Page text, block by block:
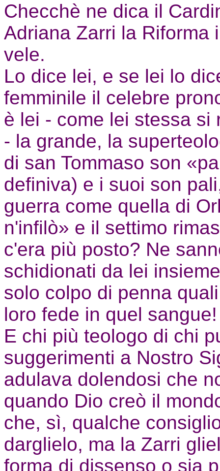
Checchè ne dica il
Adriana Zarri la Riforma
vele.
Lo dice lei, e se lei lo
femminile il celebre
è lei - come lei stessa si
- la grande, la
di san Tommaso son
definiva) e i suoi son
guerra come quella di
n'infilò» e il settimo
c'era più posto? Ne
schidionati da lei
solo colpo di penna
loro fede in quel sangue!
E chi più teologo di chi
suggerimenti a Nostro
adulava dolendosi che
quando Dio creò il
che, sì, qualche
darglielo, ma la Zarri
forma di dissenso o sia